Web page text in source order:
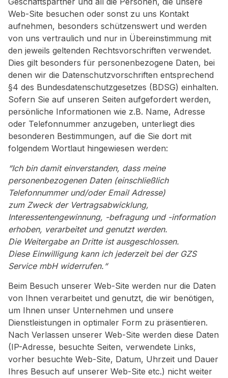
Web-Site besuchen oder sonst zu uns Kontakt
aufnehmen, besonders schützenswert und werden
von uns vertraulich und nur in Übereinstimmung mit
den jeweils geltenden Rechtsvorschriften verwendet.
Dies gilt besonders für personenbezogene Daten, bei
denen wir die Datenschutzvorschriften entsprechend
§4 des Bundesdatenschutzgesetzes (BDSG) einhalten.
Sofern Sie auf unseren Seiten aufgefordert werden,
persönliche Informationen wie z.B. Name, Adresse
oder Telefonnummer anzugeben, unterliegt dies
besonderen Bestimmungen, auf die Sie dort mit
folgendem Wortlaut hingewiesen werden:
“Ich bin damit einverstanden, dass meine
personenbezogenen Daten (einschließlich
Telefonnummer und/oder Email Adresse)
zum Zweck der Vertragsabwicklung,
Interessentengewinnung, -befragung und -information
erhoben, verarbeitet und genutzt werden.
Die Weitergabe an Dritte ist ausgeschlossen.
Diese Einwilligung kann ich jederzeit bei der GZS
Service mbH widerrufen.“
Beim Besuch unserer Web-Site werden nur die Daten
von Ihnen verarbeitet und genutzt, die wir benötigen,
um Ihnen unser Unternehmen und unsere
Dienstleistungen in optimaler Form zu präsentieren.
Nach Verlassen unserer Web-Site werden diese Daten
(IP-Adresse, besuchte Seiten, verwendete Links,
vorher besuchte Web-Site, Datum, Uhrzeit und Dauer
Ihres Besuch auf unserer Web-Site etc.) nicht weiter